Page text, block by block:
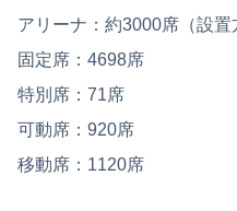
アリーナ：約3000席（設置
固定席：4698席
特別席：71席
可動席：920席
移動席：1120席